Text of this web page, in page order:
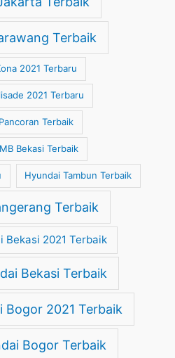
Terbaik
2021 Terbaru
2021 Terbaru
Terbaik
Bekasi Terbaik
Hyundai Tambun Terbaik
Terbaik
Bekasi 2021 Terbaik
Bekasi Terbaik
Bogor 2021 Terbaik
Bogor Terbaik